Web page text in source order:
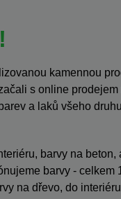
kamennou
s online prodejem
a laků všeho
barvy na beton,
barvy - celkem
na dřevo, do